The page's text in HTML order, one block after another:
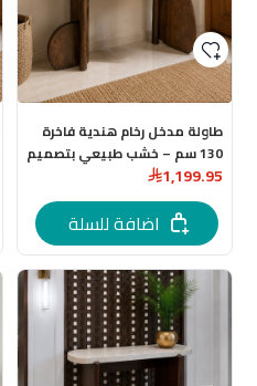
طاولة مدخل رخام هندية فاخرة
130 سم – خشب طبيعي بتصميم
عصري
1,199.95
اضافة للسلة